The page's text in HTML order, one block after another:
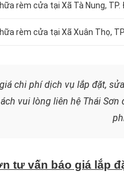
rèm cửa tại Xã Tà Nung, TP.
rèm cửa tại Xã Xuân Thọ,
chi phí dịch vụ lắp đặt,
vui lòng liên hệ Thái Sơn
tư vấn báo giá lắp